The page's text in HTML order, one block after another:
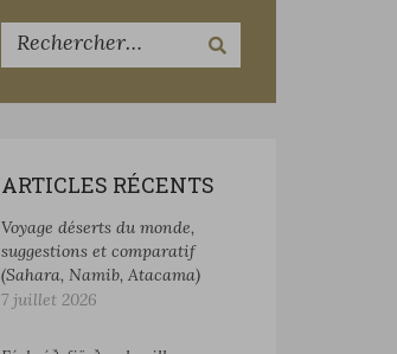
ARTICLES RÉCENTS
Voyage déserts du monde,
suggestions et comparatif
(Sahara, Namib, Atacama)
7 juillet 2026